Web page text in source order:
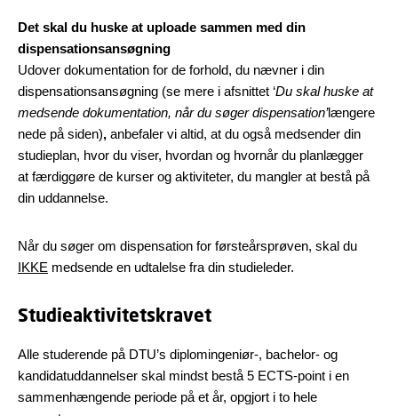
Det skal du huske at uploade sammen med din
dispensationsansøgning
Udover dokumentation for de forhold, du nævner i din
dispensationsansøgning (se mere i afsnittet ‘Du skal huske at
medsende dokumentation, når du søger dispensation’længere
nede på siden), anbefaler vi altid, at du også medsender din
studieplan, hvor du viser, hvordan og hvornår du planlægger
at færdiggøre de kurser og aktiviteter, du mangler at bestå på
din uddannelse.
Når du søger om dispensation for førsteårsprøven, skal du
IKKE medsende en udtalelse fra din studieleder.
Studieaktivitetskravet
Alle studerende på DTU’s diplomingeniør-, bachelor- og
kandidatuddannelser skal mindst bestå 5 ECTS-point i en
sammenhængende periode på et år, opgjort i to hele